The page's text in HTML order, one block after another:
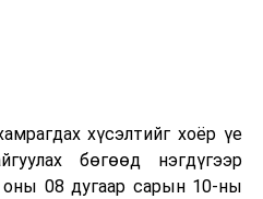
авчээ. Газрын тосны
барилга угсралтын ажлын
байгаа бөгөөд 2026 оны
хүсэлтийг хоёр үе
бөгөөд нэгдүгээр
08 дугаар сарын 10-ны